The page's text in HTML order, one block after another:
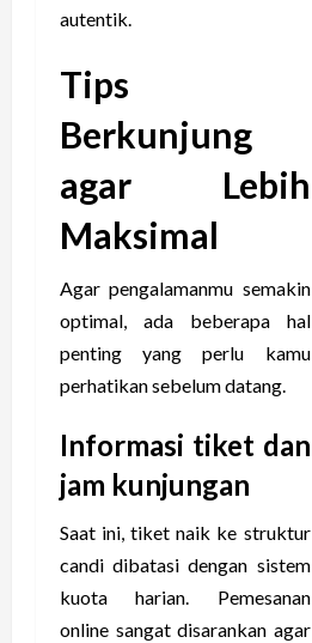
autentik.
Tips
Berkunjung
agar Lebih
Maksimal
Agar pengalamanmu semakin
optimal, ada beberapa hal
penting yang perlu kamu
perhatikan sebelum datang.
Informasi tiket dan
jam kunjungan
Saat ini, tiket naik ke struktur
candi dibatasi dengan sistem
kuota harian. Pemesanan
online sangat disarankan agar